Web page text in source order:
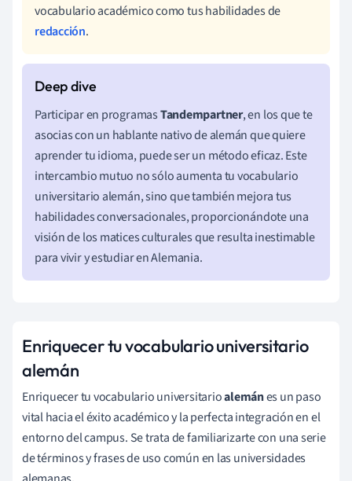
vocabulario académico como tus habilidades de
redacción.
Participar en programasTandempartner, en los que te
asocias con un hablante nativo de alemán que quiere
aprender tu idioma, puede ser un método eficaz. Este
intercambio mutuo no sólo aumenta tu vocabulario
universitario alemán, sino que también mejora tus
habilidades conversacionales, proporcionándote una
visión de los matices culturales que resulta inestimable
para vivir y estudiar en Alemania.
Enriquecer tu vocabulario universitario
alemán
Enriquecer tu vocabulario universitarioalemánes un paso
vital hacia el éxito académico y la perfecta integración en el
entorno del campus. Se trata de familiarizarte con una serie
de términos y frases de uso común en las universidades